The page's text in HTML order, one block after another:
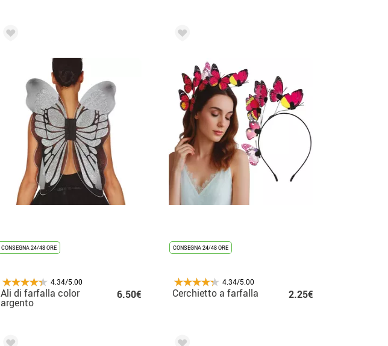
CONSEGNA 24/48 ORE
4.34/5.00
Ali di farfalla color
argento
6.50€
CONSEGNA 24/48 ORE
4.34/5.00
Cerchietto a farfalla 2.25€